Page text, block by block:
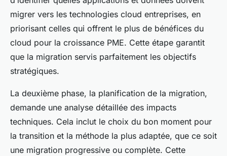
migrer vers les technologies cloud entreprises, en
priorisant celles qui offrent le plus de bénéfices du
cloud pour la croissance PME. Cette étape garantit
que la migration servis parfaitement les objectifs
stratégiques.
La deuxième phase, la planification de la migration,
demande une analyse détaillée des impacts
techniques. Cela inclut le choix du bon moment pour
la transition et la méthode la plus adaptée, que ce soit
une migration progressive ou complète. Cette